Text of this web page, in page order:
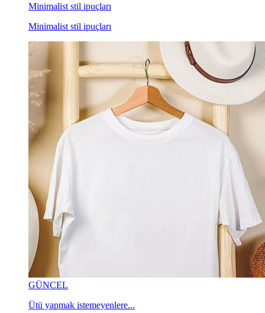
Minimalist stil ipuçları
Minimalist stil ipuçları
GÜNCEL
Ütü yapmak istemeyenlere...